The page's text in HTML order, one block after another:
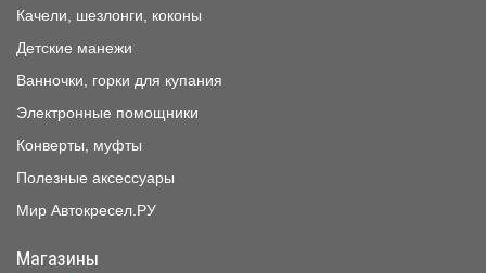
Качели, шезлонги, коконы
Детские манежи
Ванночки, горки для купания
Электронные помощники
Конверты, муфты
Полезные аксессуары
Мир Автокресел.РУ
Магазины